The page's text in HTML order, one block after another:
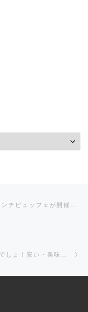
佐世保市のTHE ONE で苺が主役のランチビュッフェが開催される！苺のスイーツが盛り沢山でお料理も食べ放題！